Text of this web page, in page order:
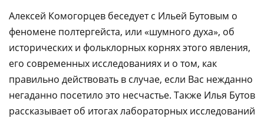
Алексей Комогорцев беседует с Ильей Бутовым о
феномене полтергейста, или «шумного духа», об
исторических и фольклорных корнях этого явления,
его современных исследованиях и о том, как
правильно действовать в случае, если Вас нежданно
негаданно посетило это несчастье. Также Илья Бутов
рассказывает об итогах лабораторных исследований